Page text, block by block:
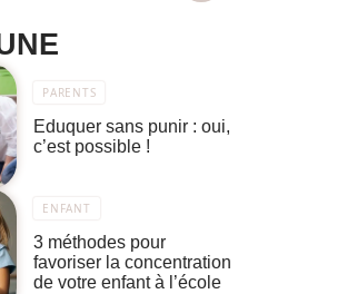
PARENTS
Eduquer sans punir : oui,
c’est possible !
ENFANT
3 méthodes pour
favoriser la concentration
de votre enfant à l’école